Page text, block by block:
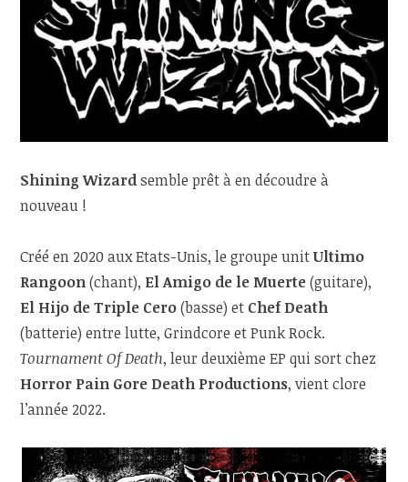
Shining Wizardsemble prêt à en découdre à
nouveau !
Créé en 2020 aux Etats-Unis, le groupe unitUltimo
Rangoon(chant), El Amigo de le Muerte(guitare),
El Hijo de Triple Cero(basse) et Chef Death
(batterie) entre lutte, Grindcore et Punk Rock.
Tournament Of Death, leur deuxième EP qui sort chez
Horror Pain Gore Death Productions, vient clore
l’année 2022.